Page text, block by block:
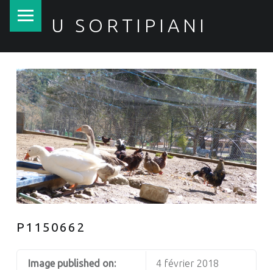
U SORTIPIANI
P1150662
Image published on: 4 février 2018